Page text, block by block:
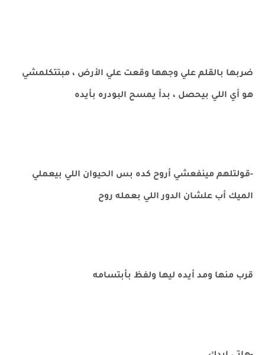
ضربها بالقلم علي وجهها وقعت علي الأرض ، مبتتكلمشي
هو أي اللي بيحصل ، بدأ يمسح البودره بأيده
-قولتلهم مينفعشي أروح كده بس الحيوان اللي بيعملي
الميك أب علشان الدور اللي بعمله روح
قرب منها ومد أيده ليها ولفظ بأبتسامه